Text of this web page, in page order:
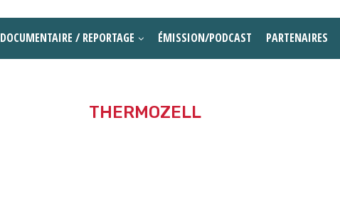
DOCUMENTAIRE / REPORTAGE ÉMISSION/PODCAST PARTENAIRES
THERMOZELL